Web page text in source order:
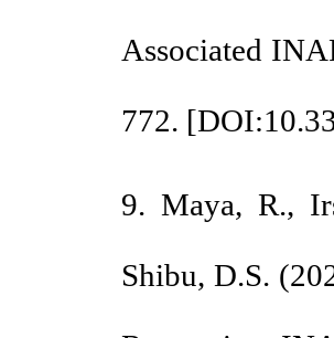
Associa‎t‎ed
772. [
9. Maya‎, ‎R‎.,
Shibu‎, ‎D‎.S.